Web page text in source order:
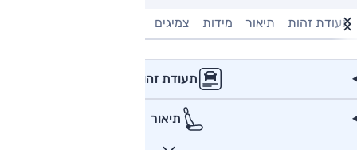
תעודת זהות תיאור מידות צמיגים
תעודת זהות
תיאור